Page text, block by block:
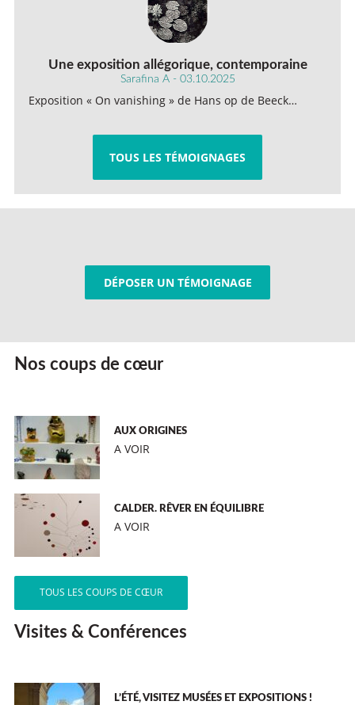
Une exposition allégorique, contemporaine
Sarafina A - 03.10.2025
Exposition « On vanishing » de Hans op de Beeck…
TOUS LES TÉMOIGNAGES
DÉPOSER UN TÉMOIGNAGE
Nos coups de cœur
AUX ORIGINES
A VOIR
CALDER. RÊVER EN ÉQUILIBRE
A VOIR
TOUS LES COUPS DE CŒUR
Visites & Conférences
L’ÉTÉ, VISITEZ MUSÉES ET EXPOSITIONS !